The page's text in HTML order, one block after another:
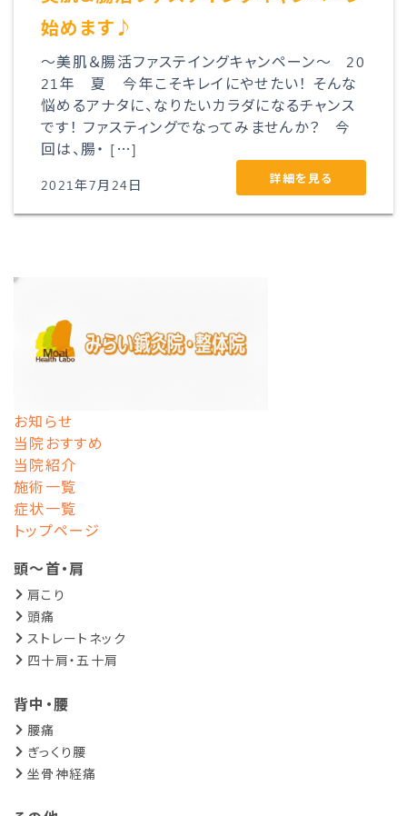
始めます♪
～美肌＆腸活ファステイングキャンペーン～ 20
21年 夏 今年こそキレイにやせたい！ そんな
悩めるアナタに、なりたいカラダになるチャンス
です！ ファスティングでなってみませんか？ 今
回は、腸・ […]
2021年7月24日 詳細を見る
お知らせ
当院おすすめ
当院紹介
施術一覧
症状一覧
トップページ
頭～首・肩
肩こり
頭痛
ストレートネック
四十肩・五十肩
背中・腰
腰痛
ぎっくり腰
坐骨神経痛